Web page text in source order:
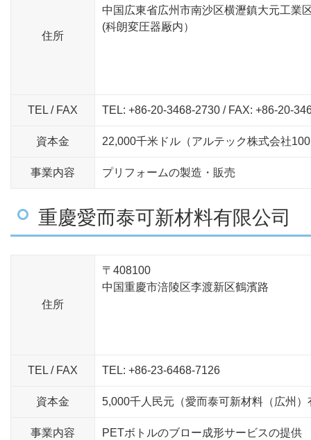
住所
中国広東省広州市南沙区横瀝鎮大元工業
(科朗変圧器厰内）
TEL / FAX TEL: +86-20-3468-2730 / FAX: +86-20-
資本金 22,000千米ドル（アルテック株式会社
事業内容 プリフォームの製造・販売
重慶愛而泰可新材料有限公司
住所
〒408100
中国重慶市涪陵区李渡新区鶴濱路
TEL / FAX TEL: +86-23-6468-7126
資本金 5,000千人民元（愛而泰可新材料（広州
事業内容 PETボトルのブロー成形サービスの提供